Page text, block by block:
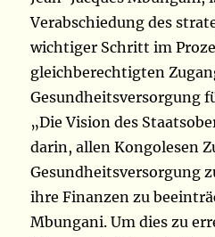
Verabschiedung des
wichtiger Schritt im
gleichberechtigten
Gesundheitsversorgung
„Die Vision des
darin, allen Kongolesen
Gesundheitsversorgung
ihre Finanzen zu
Mbungani. Um dies zu